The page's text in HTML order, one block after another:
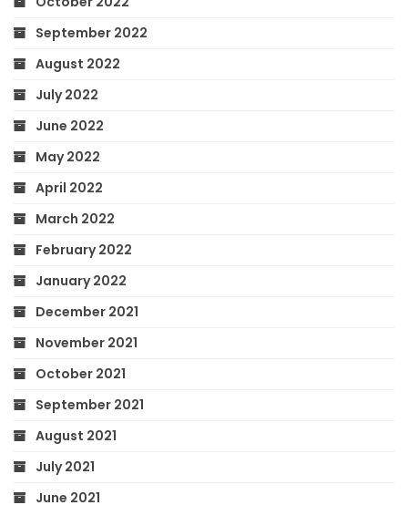
September 2022
August 2022
July 2022
June 2022
May 2022
April 2022
March 2022
February 2022
January 2022
December 2021
November 2021
October 2021
September 2021
August 2021
July 2021
June 2021